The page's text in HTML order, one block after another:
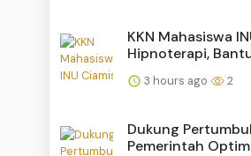
KKN Mahasiswa
Hipnoterapi,
3 hours ago 2
Dukung
Pemerintah